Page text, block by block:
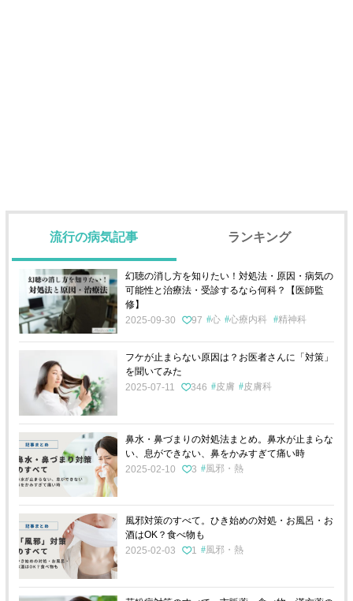
流行の病気記事 ランキング
幻聴の消し方を知りたい！対処法・原因・病気の
可能性と治療法・受診するなら何科？【医師監
修】
2025-09-30
97 心 心療内科 精神科
フケが止まらない原因は？お医者さんに「対策」
を聞いてみた
2025-07-11
346 皮膚 皮膚科
鼻水・鼻づまりの対処法まとめ。鼻水が止まらな
い、息ができない、鼻をかみすぎて痛い時
2025-02-10
3 風邪・熱
風邪対策のすべて。ひき始めの対処・お風呂・お
酒はOK？食べ物も
2025-02-03
1 風邪・熱